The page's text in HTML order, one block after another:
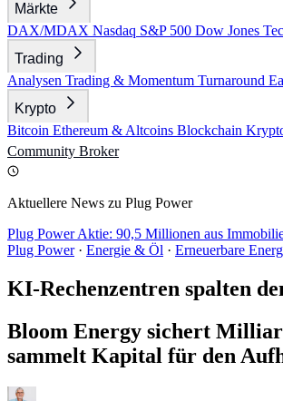
Märkte
DAX/MDAX Nasdaq S&P 500 Dow Jones
Trading
Analysen Trading & Momentum Turnaround
Krypto
Bitcoin Ethereum & Altcoins Blockchain
Community Broker
Aktuellere News zu Plug Power
Plug Power Aktie: 90,5 Millionen aus
Plug Power · Energie & Öl · Erneuerbare
KI-Rechenzentren spalten
Bloom Energy sichert
sammelt Kapital für den